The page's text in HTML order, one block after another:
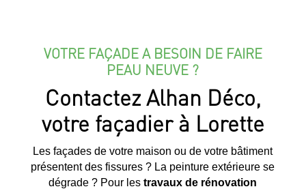
VOTRE FAÇADE A BESOIN DE FAIRE
PEAU NEUVE ?
Contactez Alhan Déco,
votre façadier à Lorette
Les façades de votre maison ou de votre bâtiment
présentent des fissures ? La peinture extérieure se
dégrade ? Pour lestravaux de rénovation